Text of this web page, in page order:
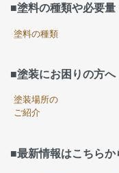
■塗料の種類や必要量
塗料の種類
■塗装にお困りの方へ
塗装場所の
ご紹介
■最新情報はこちらか